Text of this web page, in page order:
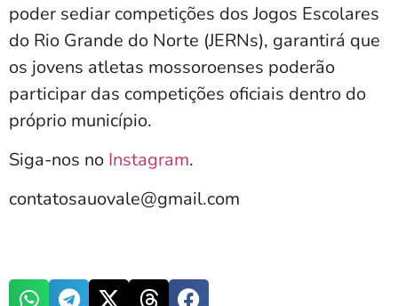
poder sediar competições dos Jogos Escolares
do Rio Grande do Norte (JERNs), garantirá que
os jovens atletas mossoroenses poderão
participar das competições oficiais dentro do
próprio município.
Siga-nos no Instagram.
contatosauovale@gmail.com